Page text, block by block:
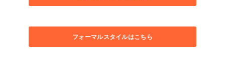
フォーマルスタイルはこちら